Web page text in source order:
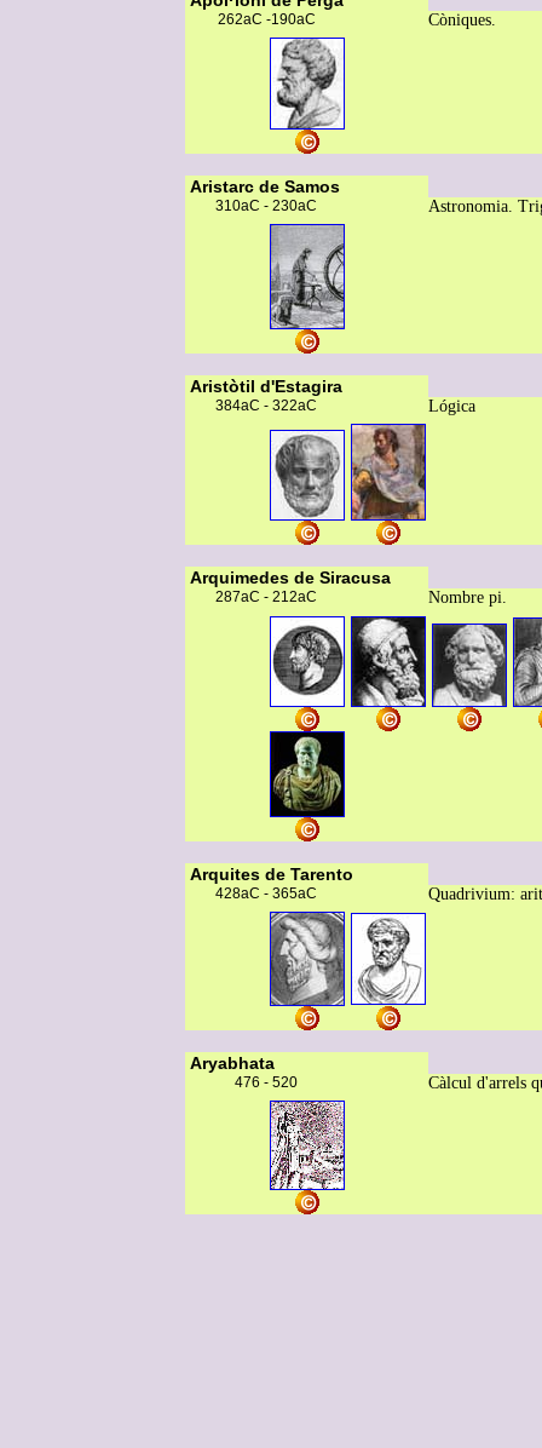
262aC -190aC Còniques.
Aristarc de Samos
310aC - 230aC Astronomia.
Aristòtil d'Estagira
384aC - 322aC Lógica
Arquimedes de Siracusa
287aC - 212aC Nombre pi.
Arquites de Tarento
428aC - 365aC Quadrivium:
Aryabhata
476 - 520 Càlcul d'arrels